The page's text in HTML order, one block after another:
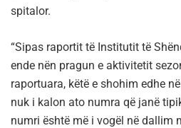
spitalor.
“Sipas raportit të Institutit të
ende nën pragun e aktivitetit
raportuara, këtë e shohim edhe
nuk i kalon ato numra që janë
numri është më i vogël në dallim